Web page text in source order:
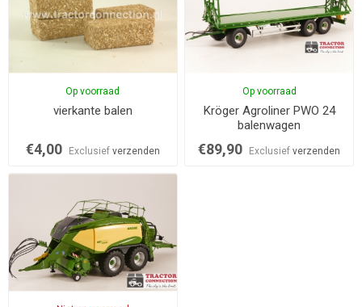
Op voorraad
vierkante balen
€4,00 Exclusief verzenden
Op voorraad
Kröger Agroliner PWO 24
balenwagen
€89,90 Exclusiefverzenden